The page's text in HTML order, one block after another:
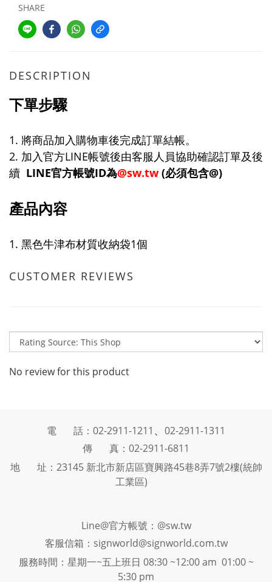
SHARE
DESCRIPTION
下單步驟
1. 將商品加入購物車後完成訂單結帳。
2. 加入官方LINE帳號後由客服人員協助確認訂單及後
續 LINE官方帳號ID為@sw.tw(必須包含@)
產品內容
1. 黑色牛津布材質收納袋1個
CUSTOMER REVIEWS
No review for this product
電 話：02-2911-1211 、 02-2911-1311
傳 真：02-2911-6811
地 址：23145 新北市新店區寶興路45巷8弄7號2樓(統帥
工業區)
Line@官方帳號：@sw.tw
客服信箱：signworld@signworld.com.tw
服務時間：星期一~五上班日 08:30 ~12:00 am 01:00 ~
5:30 pm